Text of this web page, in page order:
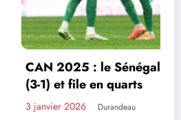
renverse le Soudan